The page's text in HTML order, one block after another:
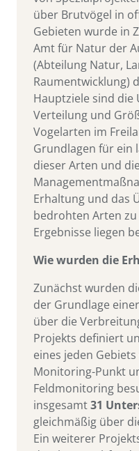
über Brutvögel in
Gebieten wurde in
Amt für Natur der
(Abteilung Natur,
Raumentwicklung)
Hauptziele sind
Verteilung und
Vogelarten im
Grundlagen für ein
dieser Arten und
Erhaltung und das
bedrohten Arten
Ergebnisse liegen
Wie wurden die
Zunächst wurden
der Grundlage
über die
Projekts definiert
eines jeden
Monitoring-Punkt
Feldmonitoring
insgesamt31
gleichmäßig über
Ein weiterer